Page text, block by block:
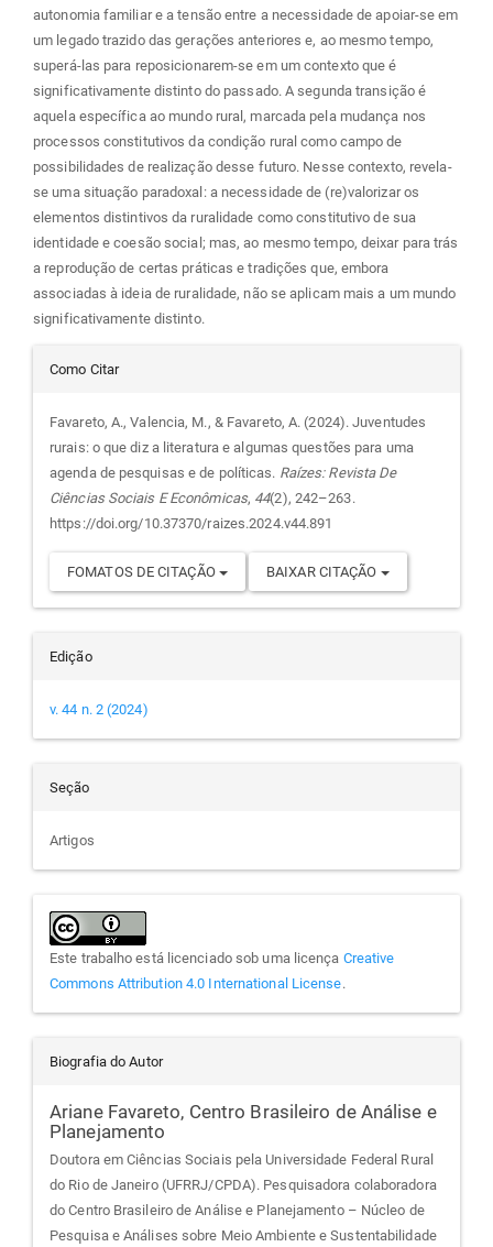
autonomia familiar e a tensão entre a necessidade de apoiar-se em
um legado trazido das gerações anteriores e, ao mesmo tempo,
superá-las para reposicionarem-se em um contexto que é
significativamente distinto do passado. A segunda transição é
aquela específica ao mundo rural, marcada pela mudança nos
processos constitutivos da condição rural como campo de
possibilidades de realização desse futuro. Nesse contexto, revela-
se uma situação paradoxal: a necessidade de (re)valorizar os
elementos distintivos da ruralidade como constitutivo de sua
identidade e coesão social; mas, ao mesmo tempo, deixar para trás
a reprodução de certas práticas e tradições que, embora
associadas à ideia de ruralidade, não se aplicam mais a um mundo
significativamente distinto.
Detalhes
do
artigo
Como Citar
Favareto, A., Valencia, M., & Favareto, A. (2024). Juventudes
rurais: o que diz a literatura e algumas questões para uma
agenda de pesquisas e de políticas. Raízes: Revista De
Ciências Sociais E Econômicas, 44(2), 242–263.
https://doi.org/10.37370/raizes.2024.v44.891
FOMATOS DE CITAÇÃO BAIXAR CITAÇÃO
Edição
v. 44 n. 2 (2024)
Seção
Artigos
Este trabalho está licenciado sob uma licença Creative
Commons Attribution 4.0 International License.
Biografia do Autor
Ariane Favareto, Centro Brasileiro de Análise e
Planejamento
Doutora em Ciências Sociais pela Universidade Federal Rural
do Rio de Janeiro (UFRRJ/CPDA). Pesquisadora colaboradora
do Centro Brasileiro de Análise e Planejamento – Núcleo de
Pesquisa e Análises sobre Meio Ambiente e Sustentabilidade